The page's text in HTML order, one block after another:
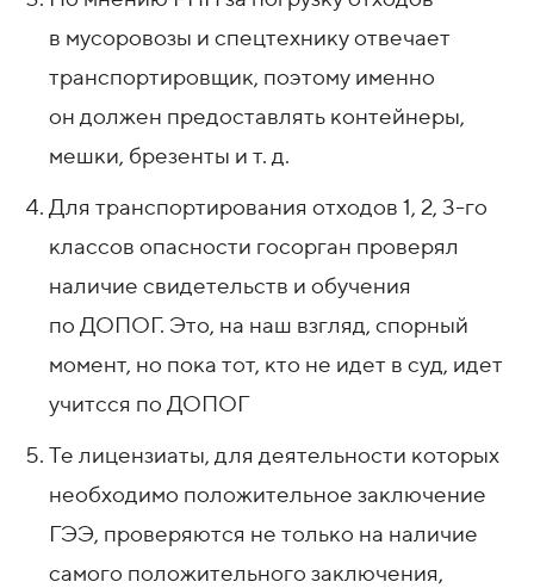
в мусоровозы и спецтехнику отвечает
транспортировщик, поэтому именно
он должен предоставлять контейнеры,
мешки, брезенты и т. д.
Для транспортирования отходов 1, 2, 3-го
классов опасности госорган проверял
наличие свидетельств и обучения
по ДОПОГ. Это, на наш взгляд, спорный
момент, но пока тот, кто не идет в суд, идет
учитсся по ДОПОГ
Те лицензиаты, для деятельности которых
необходимо положительное заключение
ГЭЭ, проверяются не только на наличие
самого положительного заключения,